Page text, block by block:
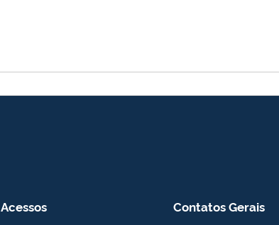
Acessos Contatos Gerais